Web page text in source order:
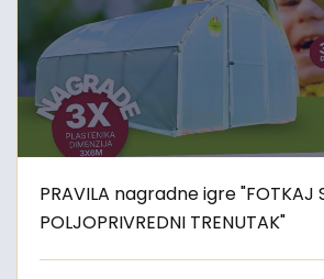
PRAVILA nagradne igre "FOTKAJ
POLJOPRIVREDNI TRENUTAK"